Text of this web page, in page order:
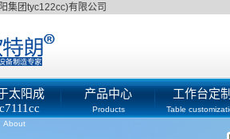
集团tyc122cc)有限公司
太阳成
About
产品中心
Products
工作台定
Table